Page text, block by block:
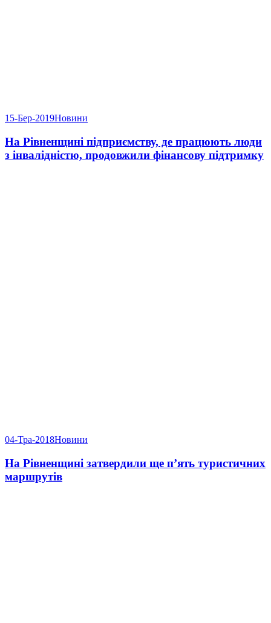
15-Бер-2019Новини
На Рівненщині підприємству, де працюють люди
з інвалідністю, продовжили фінансову підтримку
04-Тра-2018Новини
На Рівненщині затвердили ще п’ять туристичних
маршрутів